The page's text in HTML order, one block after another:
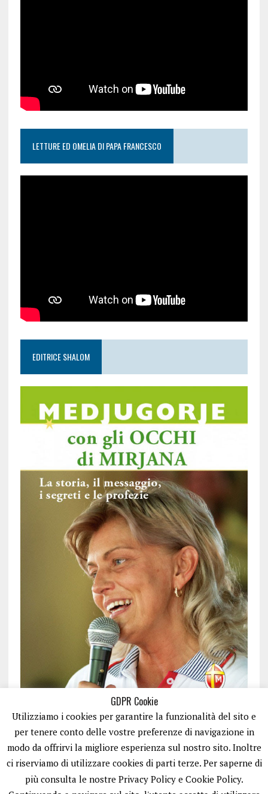
LETTURE ED OMELIA DI PAPA FRANCESCO
EDITRICE SHALOM
ISCRIVITI
GDPR Cookie
Utilizziamo i cookies per garantire la funzionalità del sito e
per tenere conto delle vostre preferenze di navigazione in
modo da offrirvi la migliore esperienza sul nostro sito. Inoltre
ci riserviamo di utilizzare cookies di parti terze. Per saperne di
più consulta le nostre Privacy Policy e Cookie Policy.